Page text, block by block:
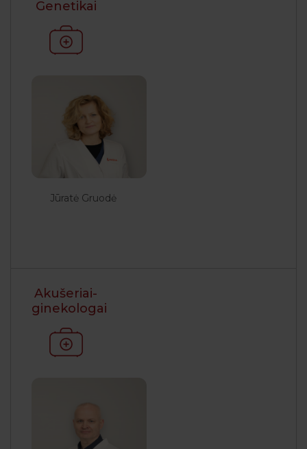
Genetikai
Jūratė Gruodė
Akušeriai-
ginekologai